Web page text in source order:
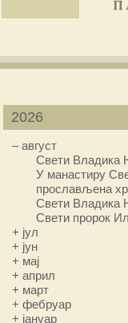
2026
–август
Свети Владика
У манастиру
прослављена
Свети Владика
Свети пророк
+ јул
+ јун
+ мај
+април
+ март
+фебруар
+ јануар